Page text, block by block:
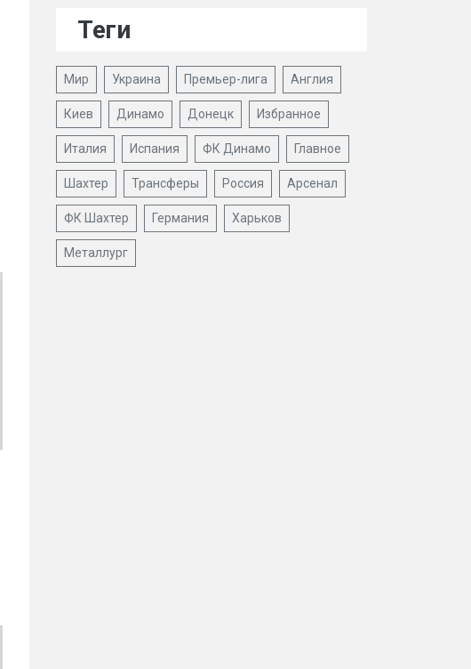
Теги
Мир Украина Премьер-лига Англия
Киев Динамо Донецк Избранное
Италия Испания ФК Динамо Главное
Шахтер Трансферы Россия Арсенал
ФК Шахтер Германия Харьков
Металлург